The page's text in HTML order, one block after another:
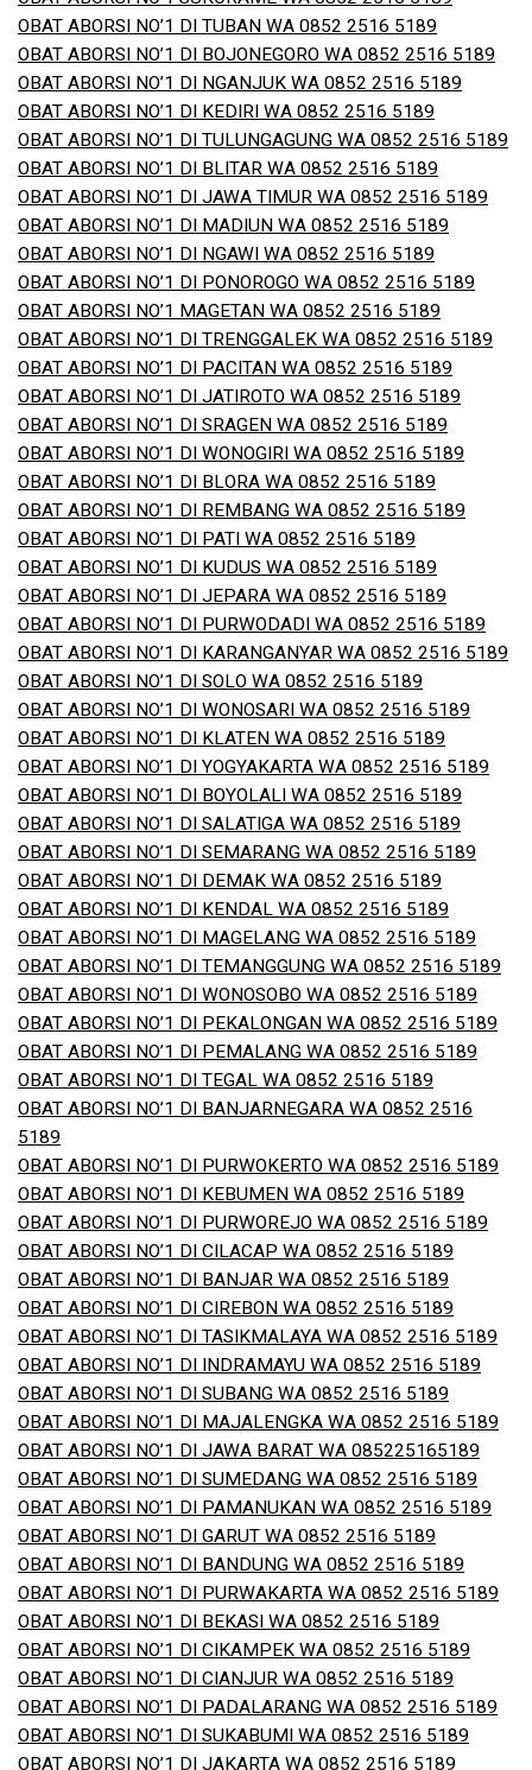
OBAT ABORSI NO’1 DI TUBAN WA 0852 2516 5189
OBAT ABORSI NO’1 DI BOJONEGORO WA 0852 2516 5189
OBAT ABORSI NO’1 DI NGANJUK WA 0852 2516 5189
OBAT ABORSI NO’1 DI KEDIRI WA 0852 2516 5189
OBAT ABORSI NO’1 DI TULUNGAGUNG WA 0852 2516 5189
OBAT ABORSI NO’1 DI BLITAR WA 0852 2516 5189
OBAT ABORSI NO’1 DI JAWA TIMUR WA 0852 2516 5189
OBAT ABORSI NO’1 DI MADIUN WA 0852 2516 5189
OBAT ABORSI NO’1 DI NGAWI WA 0852 2516 5189
OBAT ABORSI NO’1 DI PONOROGO WA 0852 2516 5189
OBAT ABORSI NO’1 MAGETAN WA 0852 2516 5189
OBAT ABORSI NO’1 DI TRENGGALEK WA 0852 2516 5189
OBAT ABORSI NO’1 DI PACITAN WA 0852 2516 5189
OBAT ABORSI NO’1 DI JATIROTO WA 0852 2516 5189
OBAT ABORSI NO’1 DI SRAGEN WA 0852 2516 5189
OBAT ABORSI NO’1 DI WONOGIRI WA 0852 2516 5189
OBAT ABORSI NO’1 DI BLORA WA 0852 2516 5189
OBAT ABORSI NO’1 DI REMBANG WA 0852 2516 5189
OBAT ABORSI NO’1 DI PATI WA 0852 2516 5189
OBAT ABORSI NO’1 DI KUDUS WA 0852 2516 5189
OBAT ABORSI NO’1 DI JEPARA WA 0852 2516 5189
OBAT ABORSI NO’1 DI PURWODADI WA 0852 2516 5189
OBAT ABORSI NO’1 DI KARANGANYAR WA 0852 2516 5189
OBAT ABORSI NO’1 DI SOLO WA 0852 2516 5189
OBAT ABORSI NO’1 DI WONOSARI WA 0852 2516 5189
OBAT ABORSI NO’1 DI KLATEN WA 0852 2516 5189
OBAT ABORSI NO’1 DI YOGYAKARTA WA 0852 2516 5189
OBAT ABORSI NO’1 DI BOYOLALI WA 0852 2516 5189
OBAT ABORSI NO’1 DI SALATIGA WA 0852 2516 5189
OBAT ABORSI NO’1 DI SEMARANG WA 0852 2516 5189
OBAT ABORSI NO’1 DI DEMAK WA 0852 2516 5189
OBAT ABORSI NO’1 DI KENDAL WA 0852 2516 5189
OBAT ABORSI NO’1 DI MAGELANG WA 0852 2516 5189
OBAT ABORSI NO’1 DI TEMANGGUNG WA 0852 2516 5189
OBAT ABORSI NO’1 DI WONOSOBO WA 0852 2516 5189
OBAT ABORSI NO’1 DI PEKALONGAN WA 0852 2516 5189
OBAT ABORSI NO’1 DI PEMALANG WA 0852 2516 5189
OBAT ABORSI NO’1 DI TEGAL WA 0852 2516 5189
OBAT ABORSI NO’1 DI BANJARNEGARA WA 0852 2516
5189
OBAT ABORSI NO’1 DI PURWOKERTO WA 0852 2516 5189
OBAT ABORSI NO’1 DI KEBUMEN WA 0852 2516 5189
OBAT ABORSI NO’1 DI PURWOREJO WA 0852 2516 5189
OBAT ABORSI NO’1 DI CILACAP WA 0852 2516 5189
OBAT ABORSI NO’1 DI BANJAR WA 0852 2516 5189
OBAT ABORSI NO’1 DI CIREBON WA 0852 2516 5189
OBAT ABORSI NO’1 DI TASIKMALAYA WA 0852 2516 5189
OBAT ABORSI NO’1 DI INDRAMAYU WA 0852 2516 5189
OBAT ABORSI NO’1 DI SUBANG WA 0852 2516 5189
OBAT ABORSI NO’1 DI MAJALENGKA WA 0852 2516 5189
OBAT ABORSI NO’1 DI JAWA BARAT WA 085225165189
OBAT ABORSI NO’1 DI SUMEDANG WA 0852 2516 5189
OBAT ABORSI NO’1 DI PAMANUKAN WA 0852 2516 5189
OBAT ABORSI NO’1 DI GARUT WA 0852 2516 5189
OBAT ABORSI NO’1 DI BANDUNG WA 0852 2516 5189
OBAT ABORSI NO’1 DI PURWAKARTA WA 0852 2516 5189
OBAT ABORSI NO’1 DI BEKASI WA 0852 2516 5189
OBAT ABORSI NO’1 DI CIKAMPEK WA 0852 2516 5189
OBAT ABORSI NO’1 DI CIANJUR WA 0852 2516 5189
OBAT ABORSI NO’1 DI PADALARANG WA 0852 2516 5189
OBAT ABORSI NO’1 DI SUKABUMI WA 0852 2516 5189
OBAT ABORSI NO’1 DI JAKARTA WA 0852 2516 5189